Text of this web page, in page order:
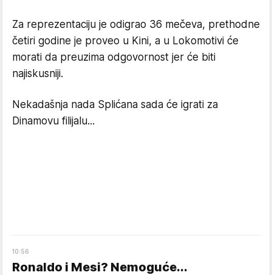
Za reprezentaciju je odigrao 36 mečeva, prethodne
četiri godine je proveo u Kini, a u Lokomotivi će
morati da preuzima odgovornost jer će biti
najiskusniji.
Nekadašnja nada Splićana sada će igrati za
Dinamovu filijalu...
10:56
Ronaldo i Mesi? Nemoguće...